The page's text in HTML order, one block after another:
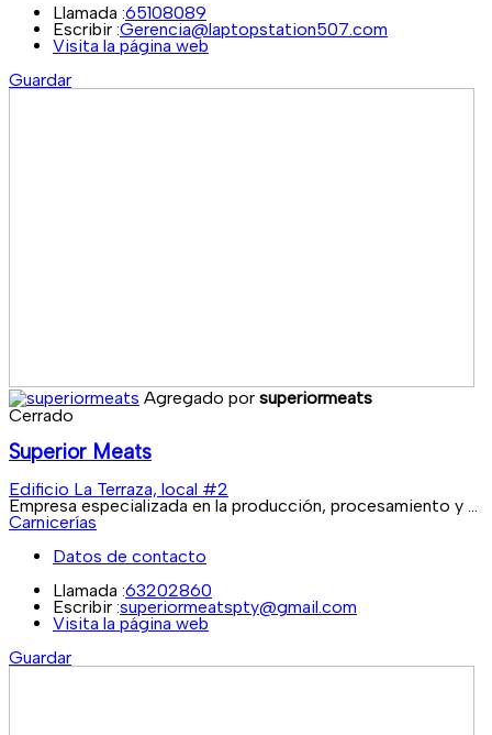
Llamada :65108089
Escribir :Gerencia@laptopstation507.com
Visita la página web
Guardar
Agregado por superiormeats
Cerrado
Superior Meats
Edificio La Terraza, local #2
Empresa especializada en la producción, procesamiento y ...
Carnicerías
Datos de contacto
Llamada :63202860
Escribir :superiormeatspty@gmail.com
Visita la página web
Guardar